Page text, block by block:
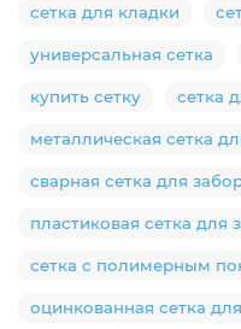
сетка для кладки
универсальная сетка
купить сетку сетка
металлическая сетка
сварная сетка для
пластиковая сетка для
сетка с полимерным
оцинкованная сетка